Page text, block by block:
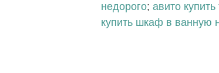
недорого; авито
купить шкаф в ванную